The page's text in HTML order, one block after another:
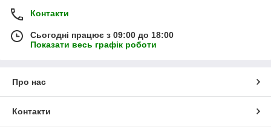
Контакти
Сьогодні працює з 09:00 до 18:00
Показати весь графік роботи
Про нас
Контакти